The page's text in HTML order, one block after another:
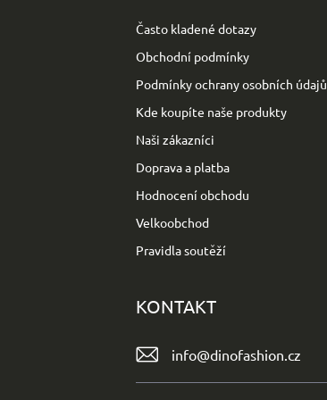
Často kladené dotazy
Obchodní podmínky
Podmínky ochrany osobních údajů
Kde koupíte naše produkty
Naši zákazníci
Doprava a platba
Hodnocení obchodu
Velkoobchod
Pravidla soutěží
KONTAKT
info@dinofashion.cz